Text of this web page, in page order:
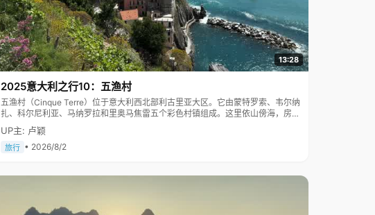
13:28
2025意大利之行10：五渔村
五渔村（Cinque Terre）位于意大利西北部利古里亚大区。它由蒙特罗索、韦尔纳
扎、科尔尼利亚、马纳罗拉和里奥马焦雷五个彩色村镇组成。这里依山傍海，房屋
色彩斑斓，1997年被列为世界文化遗产。
UP主: 卢颖
旅行 • 2026/8/2